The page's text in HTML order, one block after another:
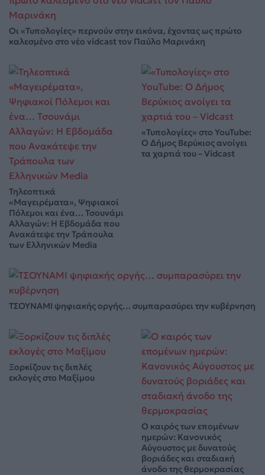
Οι «Τυπολογίες» περνούν στην εικόνα, έχοντας ως πρώτο
καλεσμένο στο νέο vidcast τον Παύλο Μαρινάκη
Τηλεοπτικά
«Μαγειρέματα», Ψηφιακοί
Πόλεμοι και ένα… Τσουνάμι
Αλλαγών: Η Εβδομάδα που
Ανακάτεψε την Τράπουλα
των Ελληνικών Media
«Τυπολογίες» στο YouTube:
Ο Δήμος Βερύκιος ανοίγει
τα χαρτιά του – Vidcast
ΤΣΟΥΝΑΜΙ ψηφιακής οργής… συμπαρασύρει την κυβέρνηση
Ξορκίζουν τις διπλές
εκλογές στο Μαξίμου
Ο καιρός των επομένων
ημερών: Κανονικός
Αύγουστος με δυνατούς
βοριάδες και σταδιακή
άνοδο της θερμοκρασίας